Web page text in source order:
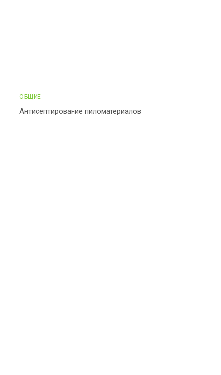
ОБЩИЕ
Антисептирование пиломатериалов